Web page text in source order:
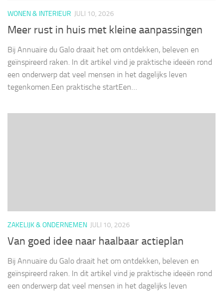
WONEN & INTERIEUR JULI 10, 2026
Meer rust in huis met kleine aanpassingen
Bij Annuaire du Galo draait het om ontdekken, beleven en
geïnspireerd raken. In dit artikel vind je praktische ideeën rond
een onderwerp dat veel mensen in het dagelijks leven
tegenkomen.Een praktische startEen…
ZAKELIJK & ONDERNEMEN JULI 10, 2026
Van goed idee naar haalbaar actieplan
Bij Annuaire du Galo draait het om ontdekken, beleven en
geïnspireerd raken. In dit artikel vind je praktische ideeën rond
een onderwerp dat veel mensen in het dagelijks leven